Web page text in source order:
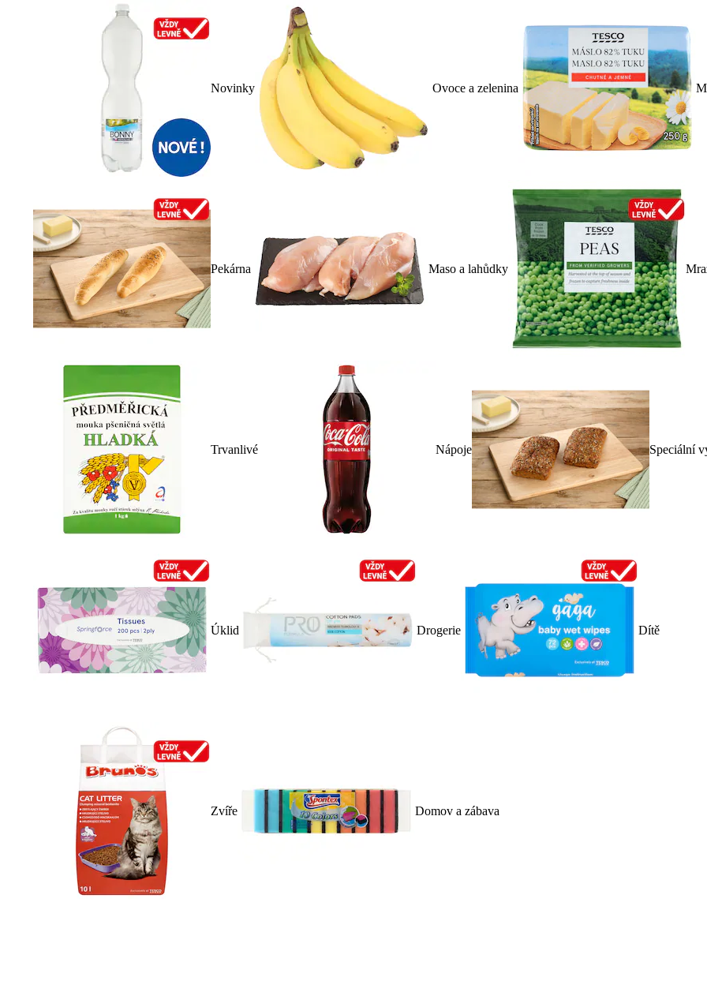
Novinky Ovoce a zelenina
Pekárna Maso a lahůdky
Trvanlivé Nápoje Speciální
Úklid Drogerie Dítě
Zvíře Domov a zábava